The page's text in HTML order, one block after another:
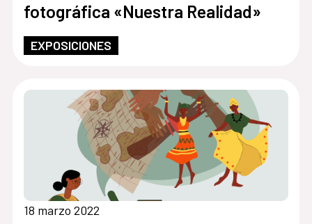
fotográfica «Nuestra Realidad»
EXPOSICIONES
18 marzo 2022